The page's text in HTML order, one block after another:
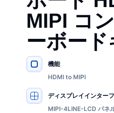
MIPI コ
ーボード
主要仕様
機能
HDMI to MIPI
ディスプレイインター
MIPI-4LINE-LCD パネ